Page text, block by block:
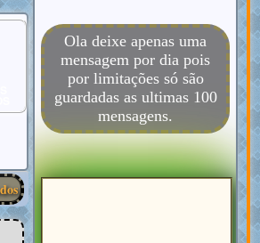
Ola deixe apenas uma
mensagem por dia pois
por limitações só são
guardadas as ultimas 100
mensagens.